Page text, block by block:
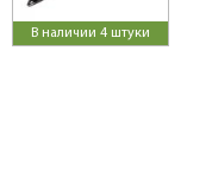
В наличии 4 штуки